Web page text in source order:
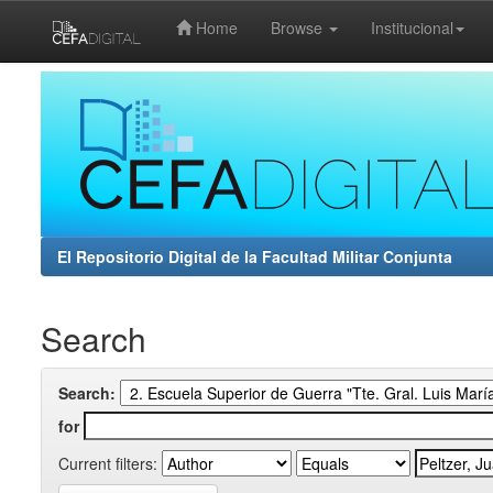
Home Browse Institucional
El Repositorio Digital de la Facultad Militar Conjunta
Search
Search:
for
Current filters: